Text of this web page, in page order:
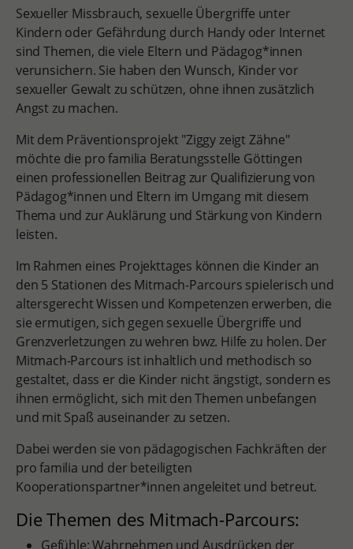
Sexueller Missbrauch, sexuelle Übergriffe unter
Kindern oder Gefährdung durch Handy oder Internet
sind Themen, die viele Eltern und Pädagog*innen
verunsichern. Sie haben den Wunsch, Kinder vor
sexueller Gewalt zu schützen, ohne ihnen zusätzlich
Angst zu machen.
Mit dem Präventionsprojekt "Ziggy zeigt Zähne"
möchte die pro familia Beratungsstelle Göttingen
einen professionellen Beitrag zur Qualifizierung von
Pädagog*innen und Eltern im Umgang mit diesem
Thema und zur Auklärung und Stärkung von Kindern
leisten.
Im Rahmen eines Projekttages können die Kinder an
den 5 Stationen des Mitmach-Parcours spielerisch und
altersgerecht Wissen und Kompetenzen erwerben, die
sie ermutigen, sich gegen sexuelle Übergriffe und
Grenzverletzungen zu wehren bwz. Hilfe zu holen. Der
Mitmach-Parcours ist inhaltlich und methodisch so
gestaltet, dass er die Kinder nicht ängstigt, sondern es
ihnen ermöglicht, sich mit den Themen unbefangen
und mit Spaß auseinander zu setzen.
Dabei werden sie von pädagogischen Fachkräften der
pro familia und der beteiligten
Kooperationspartner*innen angeleitet und betreut.
Die Themen des Mitmach-Parcours:
Gefühle: Wahrnehmen und Ausdrücken der